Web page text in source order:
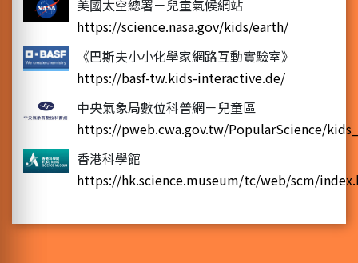
美國太空總署－兒童氣候網站
https://science.nasa.gov/kids/earth/
《巴斯夫小小化學家網路互動實驗室》
https://basf-tw.kids-interactive.de/
中央氣象局數位科普網－兒童區
https://pweb.cwa.gov.tw/PopularScience/
香港科學館
https://hk.science.museum/tc/web/scm/